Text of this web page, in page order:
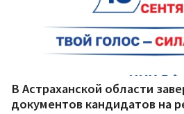
В Астраханской области
документов кандидатов на